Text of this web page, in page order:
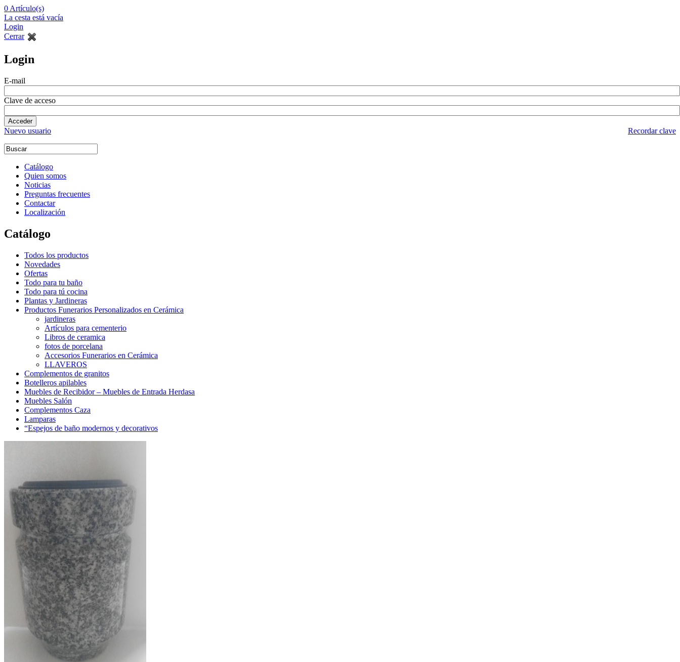
0 Artículo(s)
La cesta está vacía
Login
Cerrar
Login
E-mail
Clave de acceso
Nuevo usuario Recordar clave
Catálogo
Quien somos
Noticias
Preguntas frecuentes
Contactar
Localización
Catálogo
Todos los productos
Novedades
Ofertas
Todo para tu baño
Todo para tú cocina
Plantas y Jardineras
Productos Funerarios Personalizados en Cerámica
jardineras
Artículos para cementerio
Libros de ceramica
fotos de porcelana
Accesorios Funerarios en Cerámica
LLAVEROS
Complementos de granitos
Botelleros apilables
Muebles de Recibidor – Muebles de Entrada Herdasa
Muebles Salón
Complementos Caza
Lamparas
“Espejos de baño modernos y decorativos